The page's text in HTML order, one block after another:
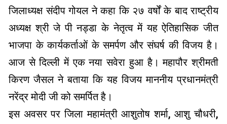
जिलाध्यक्ष संदीप गोयल ने कहा कि २७ वर्षों के बाद राष्ट्रीय
अध्यक्ष श्री जे पी नड्डा के नेतृत्व में यह ऐतिहासिक जीत
भाजपा के कार्यकर्ताओं के समर्पण और संघर्ष की विजय है।
आज से दिल्ली में एक नया सवेरा हुआ है। महापौर श्रीमती
किरण जैसल ने बताया कि यह विजय माननीय प्रधानमंत्री
नरेंद्र मोदी जी को समर्पित है।
इस अवसर पर जिला महामंत्री आशुतोष शर्मा, आशु चौधरी,